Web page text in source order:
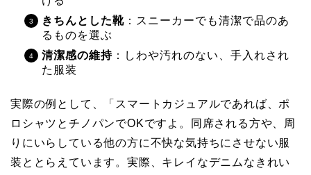
きちんとした靴 ：スニーカーでも清潔で品のあ
るものを選ぶ
清潔感の維持 ：しわや汚れのない、手入れされ
た服装
実際の例として、「スマートカジュアルであれば、ポ
ロシャツとチノパンでOKですよ。同席される方や、周
りにいらしている他の方に不快な気持ちにさせない服
装ととらえています。実際、キレイなデニムなきれい